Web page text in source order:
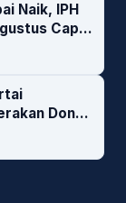
Naik, IPH
Capai
Ayub
Donor